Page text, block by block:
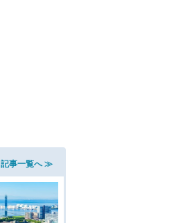
記事一覧へ ≫